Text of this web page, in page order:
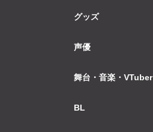
グッズ
声優
舞台・音楽・VTuber
BL